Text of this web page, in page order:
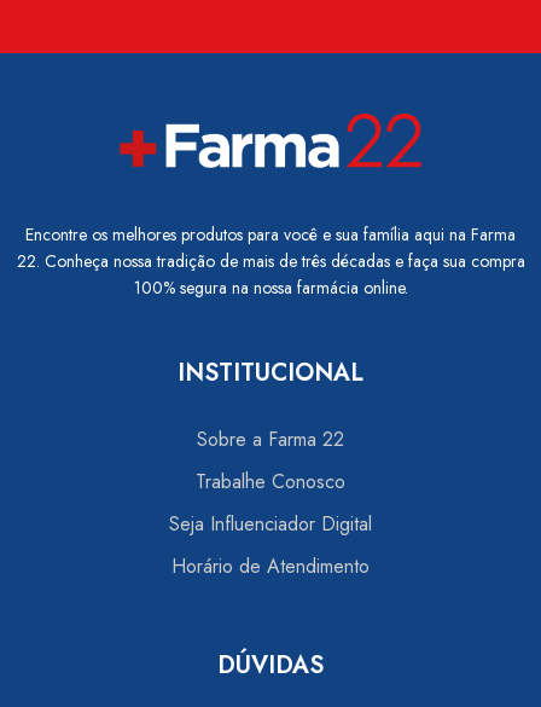
Encontre os melhores produtos para você e sua família aqui na Farma
22. Conheça nossa tradição de mais de três décadas e faça sua compra
100% segura na nossa farmácia online.
INSTITUCIONAL
Sobre a Farma 22
Trabalhe Conosco
Seja Influenciador Digital
Horário de Atendimento
DÚVIDAS